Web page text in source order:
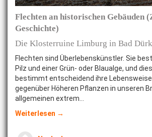
Flechten an historischen Gebäuden
Geschichte)
Die Klosterruine Limburg in Bad
Flechten sind Überlebenskünstler. Sie
Pilz und einer Grün- oder Blaualge, und
bestimmt entscheidend ihre
gegenüber Höheren Pflanzen in unseren
allgemeinen extrem…
Weiterlesen →